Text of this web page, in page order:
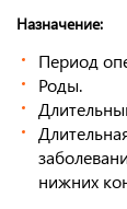
Назначение:
Период
Роды.
нижних